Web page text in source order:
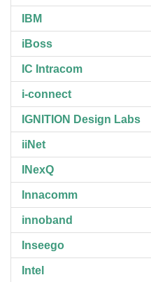
IBM
iBoss
IC Intracom
i-connect
IGNITION Design Labs
iiNet
INexQ
Innacomm
innoband
Inseego
Intel